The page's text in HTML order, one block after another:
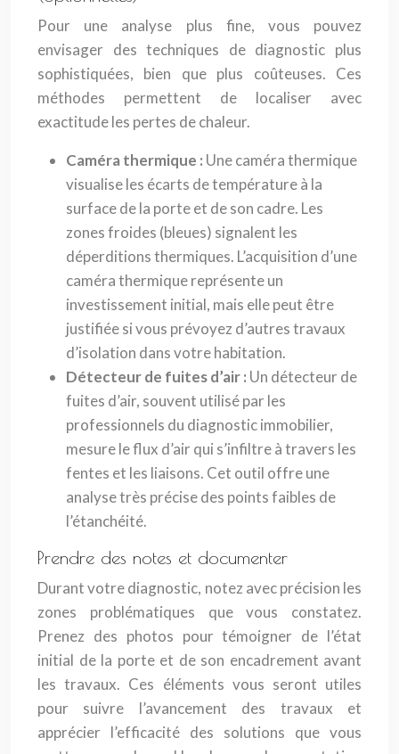
Pour une analyse plus fine, vous pouvez
envisager des techniques de diagnostic plus
sophistiquées, bien que plus coûteuses. Ces
méthodes permettent de localiser avec
exactitude les pertes de chaleur.
Caméra thermique : Une caméra thermique
visualise les écarts de température à la
surface de la porte et de son cadre. Les
zones froides (bleues) signalent les
déperditions thermiques. L’acquisition d’une
caméra thermique représente un
investissement initial, mais elle peut être
justifiée si vous prévoyez d’autres travaux
d’isolation dans votre habitation.
Détecteur de fuites d’air : Un détecteur de
fuites d’air, souvent utilisé par les
professionnels du diagnostic immobilier,
mesure le flux d’air qui s’infiltre à travers les
fentes et les liaisons. Cet outil offre une
analyse très précise des points faibles de
l’étanchéité.
Prendre des notes et documenter
Durant votre diagnostic, notez avec précision les
zones problématiques que vous constatez.
Prenez des photos pour témoigner de l’état
initial de la porte et de son encadrement avant
les travaux. Ces éléments vous seront utiles
pour suivre l’avancement des travaux et
apprécier l’efficacité des solutions que vous